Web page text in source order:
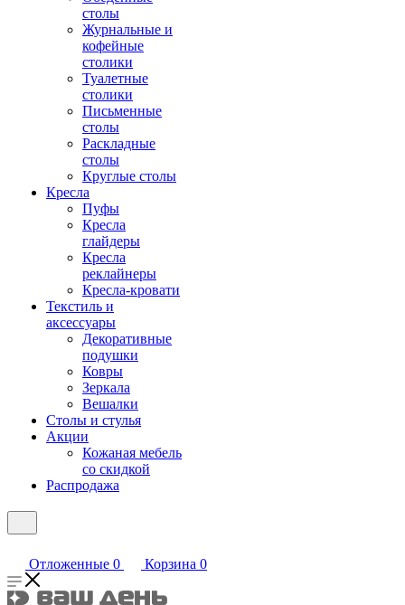
столы
Журнальные и
кофейные
столики
Туалетные
столики
Письменные
столы
Раскладные
столы
Круглые столы
Кресла
Пуфы
Кресла
глайдеры
Кресла
реклайнеры
Кресла-кровати
Текстиль и
аксессуары
Декоративные
подушки
Ковры
Зеркала
Вешалки
Столы и стулья
Акции
Кожаная мебель
со скидкой
Распродажа
Отложенные 0 Корзина 0